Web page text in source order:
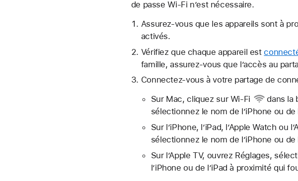
de passe Wi-Fi n’est nécessaire.
Assurez-vous que les appareils sont à
activés.
Vérifiez que chaque appareil est
famille, assurez-vous que l’accès au
Connectez-vous à votre partage de
Sur Mac, cliquez sur Wi-Fi dans la
sélectionnez le nom de l’iPhone ou
Sur l’iPhone, l’iPad, l’Apple Watch
sélectionnez le nom de l’iPhone ou
Sur l’Apple TV, ouvrez Réglages,
l’iPhone ou de l’iPad à proximité qui